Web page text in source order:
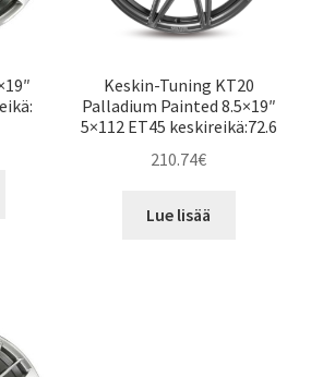
Keskin-Tuning KT20
Palladium Painted 8.5×19″
5×112 ET45 keskireikä:72.6
210.74€
Lue lisää